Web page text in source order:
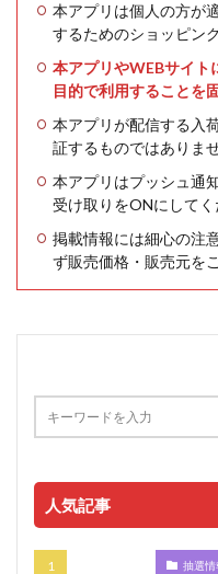
本アプリは個人の方が
するためのショッピン
本アプリやWEBサイト
目的で利用することを
本アプリが配信する入
証するものではありませ
本アプリはプッシュ通
受け取りをONにしてく
掲載情報には細心の注
ず販売価格・販売元を
人気記事
抽選情